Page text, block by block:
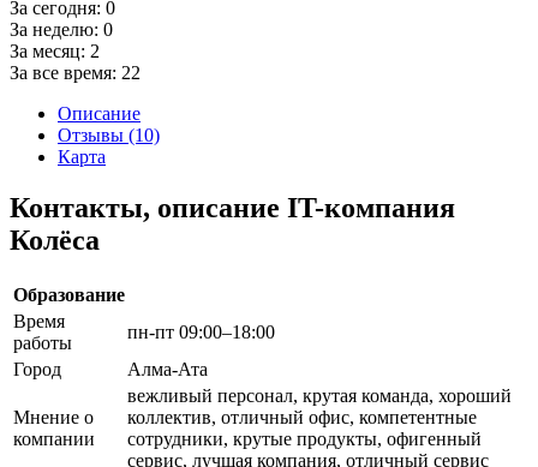
За сегодня: 0
За неделю: 0
За месяц: 2
За все время: 22
Описание
Отзывы (10)
Карта
Контакты, описание IT-компания
Колёса
Образование
Время
работы
пн-пт 09:00–18:00
Город
Алма-Ата
Мнение о
компании
вежливый персонал, крутая команда, хороший
коллектив, отличный офис, компетентные
сотрудники, крутые продукты, офигенный
сервис, лучшая компания, отличный сервис